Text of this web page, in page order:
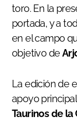
toro. En la
portada, y a
en el campo
objetivo de
La edición de
apoyo
Taurinos de